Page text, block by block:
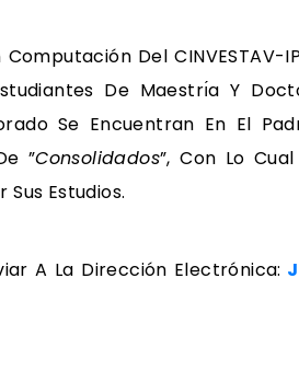
Del
De Maestrı́a Y
Se Encuentran En El
”Consolidados”, Con Lo
Estudios.
A La Dirección Electrónica: